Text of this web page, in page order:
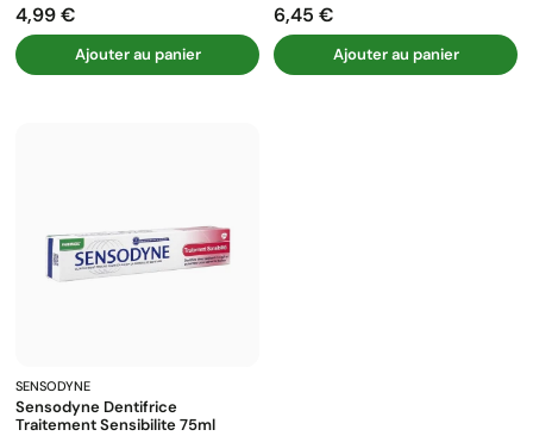
Prix
4,99 €
Ajouter au panier
Prix
6,45 €
Ajouter au panier
SENSODYNE
Sensodyne Dentifrice
Traitement Sensibilite 75ml